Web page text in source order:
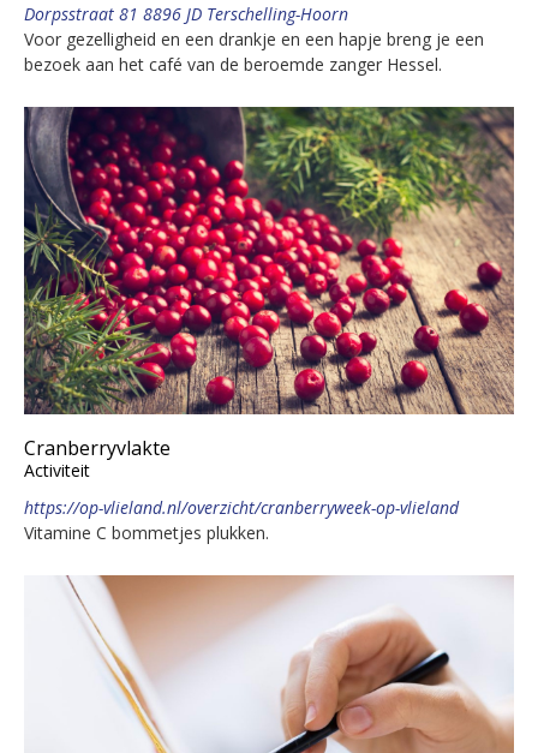
Dorpsstraat 81 8896 JD Terschelling-Hoorn
Voor gezelligheid en een drankje en een hapje breng je een
bezoek aan het café van de beroemde zanger Hessel.
Cranberryvlakte
Activiteit
https://op-vlieland.nl/overzicht/cranberryweek-op-vlieland
Vitamine C bommetjes plukken.